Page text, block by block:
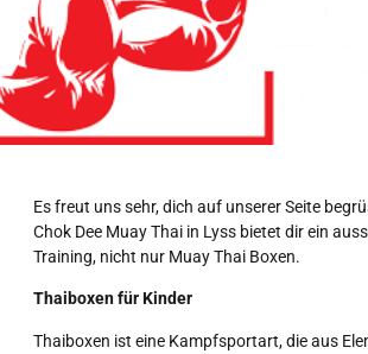
Es freut uns sehr, dich auf unserer Seite
Chok Dee Muay Thai in Lyss bietet dir ein
Training, nicht nur Muay Thai Boxen.
Thaiboxen für Kinder
Thaiboxen ist eine Kampfsportart, die aus